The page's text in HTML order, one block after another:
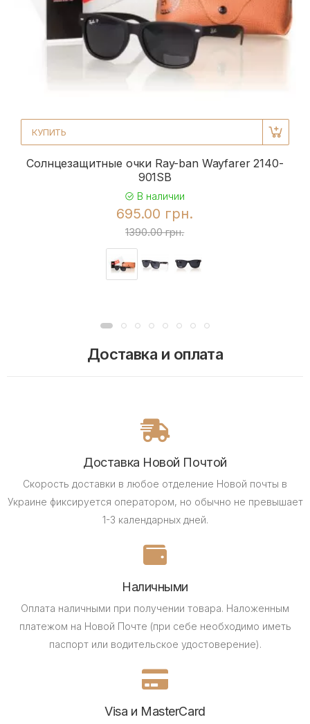
КУПИТЬ
Солнцезащитные очки Ray-ban Wayfarer 2140-
901SB
В наличии
695.00 грн.
1390.00 грн.
Доставка и оплата
Доставка Новой Почтой
Скорость доставки в любое отделение Новой почты в
Украине фиксируется оператором, но обычно не превышает
1-3 календарных дней.
Наличными
Оплата наличными при получении товара. Наложенным
платежом на Новой Почте (при себе необходимо иметь
паспорт или водительское удостоверение).
Visa и MasterCard